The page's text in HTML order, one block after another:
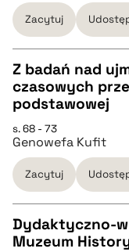
BIBTEX
pobierz cytat
Zacytuj
CZYSTY TEKST
pobierz cytat
BIBTEX
pobierz cytat
Z badań nad
czasowych
podstawowej
s. 68 - 73
Genowefa Kufit
Zacytuj
Dydaktyczno-
Muzeum